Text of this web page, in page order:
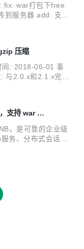
获取un...
fix: war打包下free
服务器 add: 支持
<plugin>
artifact...
压缩
间: 2018-06-01 事
与2.0.x和2.1.x完全
add: jetty支持启用
等依赖的版本 b
支持 war 打
，是可靠的企业级
务、分布式会话、
issue 60, Tomcat
0即可 add: tomcat